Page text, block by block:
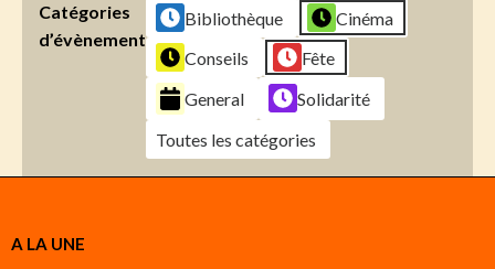
Catégories
d’évènement
Bibliothèque
Cinéma
Conseils
Fête
General
Solidarité
Toutes les catégories
Créer
A LA UNE